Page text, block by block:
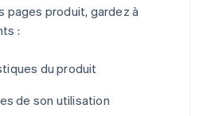
pages produit, gardez à
:
du produit
de son utilisation